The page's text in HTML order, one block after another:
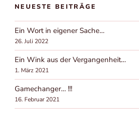
NEUESTE BEITRÄGE
Ein Wort in eigener Sache…
26. Juli 2022
Ein Wink aus der Vergangenheit…
1. März 2021
Gamechanger… !!!
16. Februar 2021